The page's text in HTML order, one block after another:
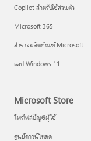
Copilot สำหรับใช้ส่วนตัว
Microsoft 365
สำรวจผลิตภัณฑ์ Microsoft
แอป Windows 11
Microsoft Store
โพรไฟล์บัญชีผู้ใช้
ศูนย์ดาวน์โหลด